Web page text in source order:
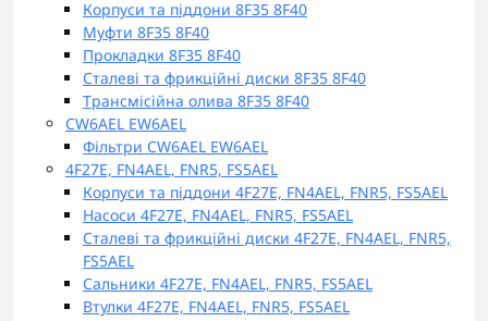
Корпуси та піддони 8F35 8F40
Муфти 8F35 8F40
Прокладки 8F35 8F40
Сталеві та фрикційні диски 8F35 8F40
Трансмісійна олива 8F35 8F40
CW6AEL EW6AEL
Фільтри CW6AEL EW6AEL
4F27E, FN4AEL, FNR5, FS5AEL
Корпуси та піддони 4F27E, FN4AEL, FNR5, FS5AEL
Насоси 4F27E, FN4AEL, FNR5, FS5AEL
Сталеві та фрикційні диски 4F27E, FN4AEL, FNR5,
FS5AEL
Сальники 4F27E, FN4AEL, FNR5, FS5AEL
Втулки 4F27E, FN4AEL, FNR5, FS5AEL